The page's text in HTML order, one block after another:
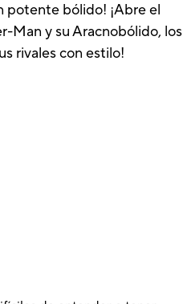
potente bólido! ¡Abre el
Man y su Aracnobólido, los
rivales con estilo!